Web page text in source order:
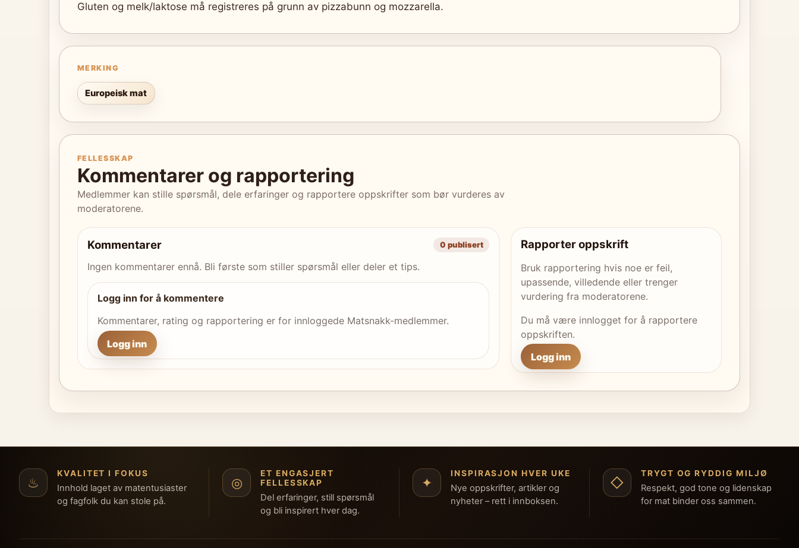
Gluten og melk/laktose må registreres på grunn av pizzabunn og mozzarella.
MERKING
Europeisk mat
FELLESSKAP
Kommentarer og rapportering
Medlemmer kan stille spørsmål, dele erfaringer og rapportere oppskrifter som bør vurderes av
moderatorene.
Kommentarer 0 publisert
Ingen kommentarer ennå. Bli første som stiller spørsmål eller deler et tips.
Logg inn for å kommentere
Kommentarer, rating og rapportering er for innloggede Matsnakk-medlemmer.
Logg inn
Rapporter oppskrift
Bruk rapportering hvis noe er feil,
upassende, villedende eller trenger
vurdering fra moderatorene.
Du må være innlogget for å rapportere
oppskriften.
Logg inn
♨
KVALITET I FOKUS
Innhold laget av matentusiaster
og fagfolk du kan stole på.
◎
ET ENGASJERT
FELLESSKAP
Del erfaringer, still spørsmål
og bli inspirert hver dag.
✦
INSPIRASJON HVER UKE
Nye oppskrifter, artikler og
nyheter – rett i innboksen.
◇
TRYGT OG RYDDIG MILJØ
Respekt, god tone og lidenskap
for mat binder oss sammen.